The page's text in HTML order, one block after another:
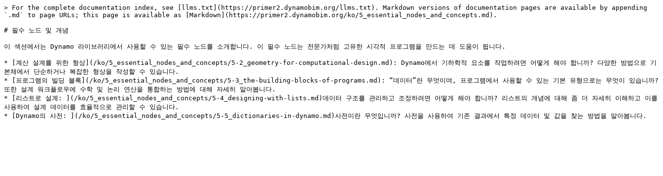
> For the complete documentation index, see [llms.txt](https://primer2.dynamobim.org/llms.txt). Markdown versions of documentation pages are available by appending
`.md` to page URLs; this page is available as [Markdown](https://primer2.dynamobim.org/ko/5_essential_nodes_and_concepts.md).
# 필수 노드 및 개념
이 섹션에서는 Dynamo 라이브러리에서 사용할 수 있는 필수 노드를 소개합니다. 이 필수 노드는 전문가처럼 고유한 시각적 프로그램을 만드는 데 도움이 됩니다.
* [계산 설계를 위한 형상](/ko/5_essential_nodes_and_concepts/5-2_geometry-for-computational-design.md): Dynamo에서 기하학적 요소를 작업하려면 어떻게 해야 합니까? 다양한 방법으로 기
본체에서 단순하거나 복잡한 형상을 작성할 수 있습니다.
* [프로그램의 빌딩 블록](/ko/5_essential_nodes_and_concepts/5-3_the-building-blocks-of-programs.md): “데이터”란 무엇이며, 프로그램에서 사용할 수 있는 기본 유형으로는 무엇이 있습니까?
또한 설계 워크플로우에 수학 및 논리 연산을 통합하는 방법에 대해 자세히 알아봅니다.
* [리스트로 설계: ](/ko/5_essential_nodes_and_concepts/5-4_designing-with-lists.md)데이터 구조를 관리하고 조정하려면 어떻게 해야 합니까? 리스트의 개념에 대해 좀 더 자세히 이해하고 이를
사용하여 설계 데이터를 효율적으로 관리할 수 있습니다.